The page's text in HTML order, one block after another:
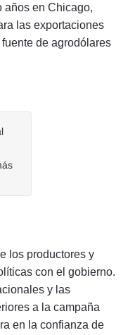
años en Chicago,
las exportaciones
de agrodólares
los productores y
con el gobierno.
y las
a la campaña
en la confianza de